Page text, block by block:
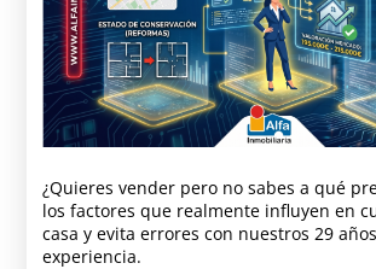
¿Quieres vender pero no sabes a qué
los factores que realmente influyen en
casa y evita errores con nuestros 29
experiencia.